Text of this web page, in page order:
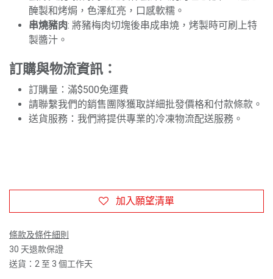
醃製和烤焗，色澤紅亮，口感軟糯。
串燒豬肉: 將豬梅肉切塊後串成串燒，烤製時可刷上特
製醬汁。
訂購與物流資訊：
訂購量：滿$500免運費
請聯繫我們的銷售團隊獲取詳細批發價格和付款條款。
送貨服務：我們將提供專業的冷凍物流配送服務。
加入願望清單
條款及條件細則
30 天退款保證
送貨：2 至 3 個工作天